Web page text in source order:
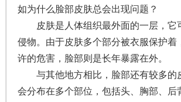
如为什么脸部皮肤总会出现问题？
皮肤是人体组织最外面的一层，它
侵物。由于皮肤多个部分被衣服保护着
许的危害，脸部则是长年暴露在外。
与其他地方相比，脸部还有较多的
会分布在多个部位，包括头、胸部、后